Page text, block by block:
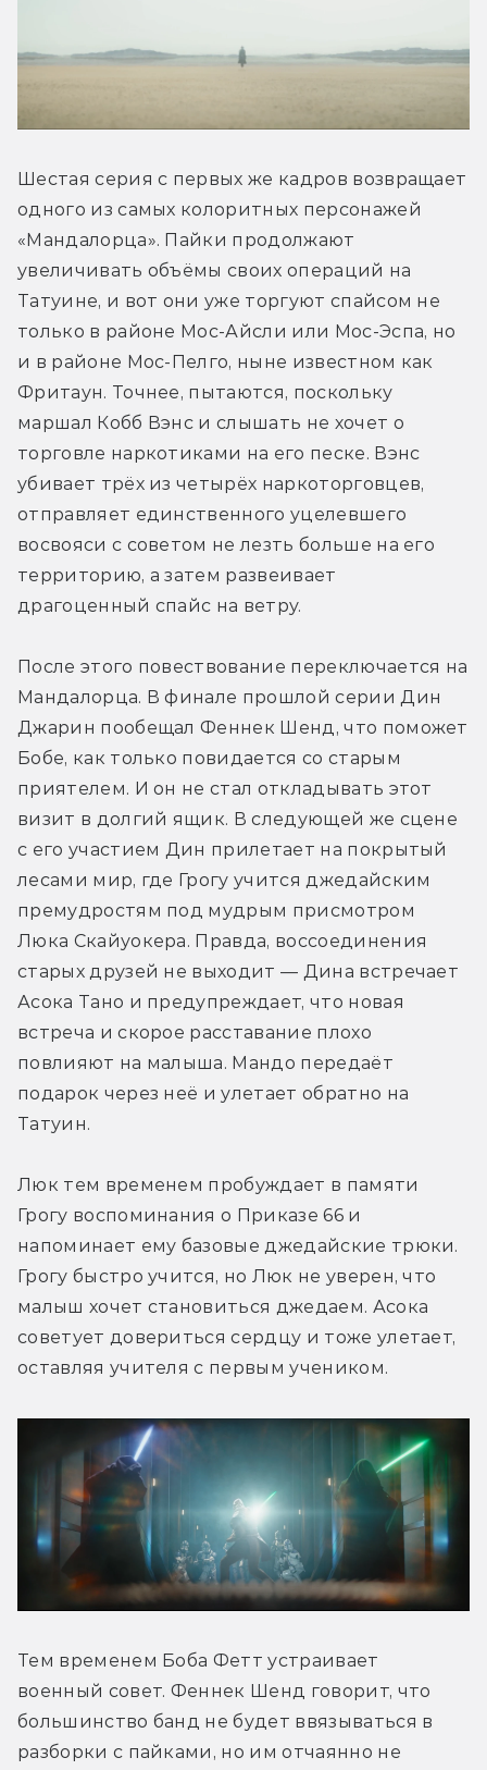
Шестая серия с первых же кадров возвращает
одного из самых колоритных персонажей
«Мандалорца». Пайки продолжают
увеличивать объёмы своих операций на
Татуине, и вот они уже торгуют спайсом не
только в районе Мос-Айсли или Мос-Эспа, но
и в районе Мос-Пелго, ныне известном как
Фритаун. Точнее, пытаются, поскольку
маршал Кобб Вэнс и слышать не хочет о
торговле наркотиками на его песке. Вэнс
убивает трёх из четырёх наркоторговцев,
отправляет единственного уцелевшего
восвояси с советом не лезть больше на его
территорию, а затем развеивает
драгоценный спайс на ветру.
После этого повествование переключается на
Мандалорца. В финале прошлой серии Дин
Джарин пообещал Феннек Шенд, что поможет
Бобе, как только повидается со старым
приятелем. И он не стал откладывать этот
визит в долгий ящик. В следующей же сцене
с его участием Дин прилетает на покрытый
лесами мир, где Грогу учится джедайским
премудростям под мудрым присмотром
Люка Скайуокера. Правда, воссоединения
старых друзей не выходит — Дина встречает
Асока Тано и предупреждает, что новая
встреча и скорое расставание плохо
повлияют на малыша. Мандо передаёт
подарок через неё и улетает обратно на
Татуин.
Люк тем временем пробуждает в памяти
Грогу воспоминания о Приказе 66 и
напоминает ему базовые джедайские трюки.
Грогу быстро учится, но Люк не уверен, что
малыш хочет становиться джедаем. Асока
советует довериться сердцу и тоже улетает,
оставляя учителя с первым учеником.
Тем временем Боба Фетт устраивает
военный совет. Феннек Шенд говорит, что
большинство банд не будет ввязываться в
разборки с пайками, но им отчаянно не